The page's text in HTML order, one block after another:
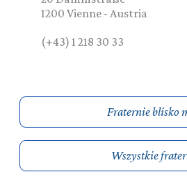
1200 Vienne - Austria
(+43) 1 218 30 33
Fraternie blisko
Wszystkie